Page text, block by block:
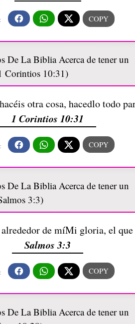
otra cosa, hacedlo todo
1 Corintios 10:31
alrededor de míMi gloria, el
Salmos 3:3